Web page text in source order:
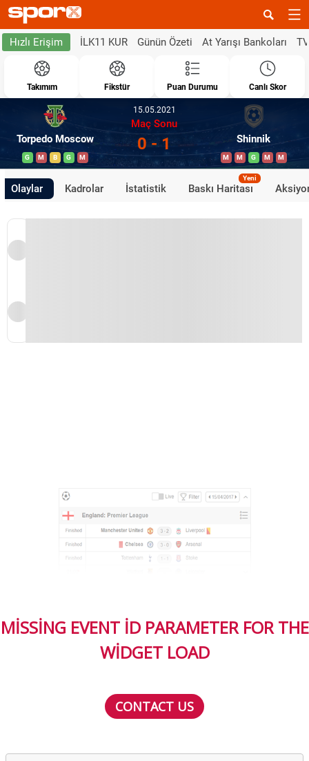
Hızlı Erişim İLK11 KUR Günün Özeti At Yarışı Bankoları
Takımım Fikstür Puan Durumu Canlı Skor
Torpedo Moscow
G M B G M
15.05.2021
Maç Sonu
0 - 1 Shinnik
M M G M M
Olaylar Kadrolar İstatistik Baskı Haritası
Yeni
MISSING EVENT ID PARAMETER FOR THE
WIDGET LOAD
CONTACT US